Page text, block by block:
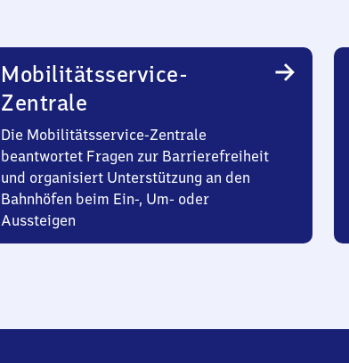
Mobilitätsservice-
Zentrale
Die Mobilitätsservice-Zentrale
beantwortet Fragen zur Barrierefreiheit
und organisiert Unterstützung an den
Bahnhöfen beim Ein-, Um- oder
Aussteigen